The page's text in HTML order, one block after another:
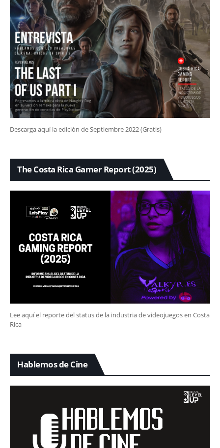
Descarga aquí la edición de Septiembre 2022 (Gratis)
The Costa Rica Gamer Report (2025)
Lee aquí el reporte del status de la industria de videojuegos en Costa
Rica
Hablemos de Cine